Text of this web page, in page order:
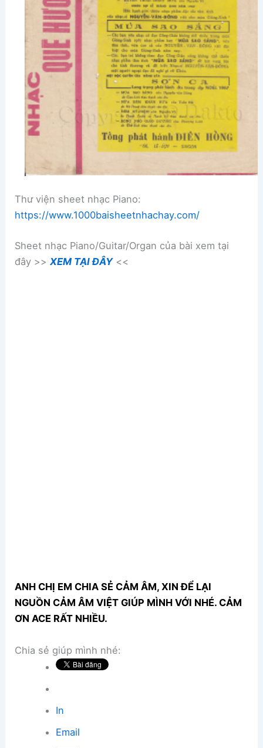
Thư viện sheet nhạc Piano:
https://www.1000baisheetnhachay.com/
Sheet nhạc Piano/Guitar/Organ của bài xem tại
đây >>XEM TẠI ĐÂY<<
ANH CHỊ EM CHIA SẺ CẢM ÂM, XIN ĐỂ LẠI
NGUỒN CẢM ÂM VIỆT GIÚP MÌNH VỚI NHÉ. CẢM
ƠN ACE RẤT NHIỀU.
Chia sẻ giúp mình nhé:
In
Email